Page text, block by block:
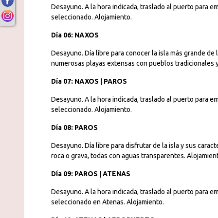
Desayuno. A la hora indicada, traslado al puerto para
seleccionado. Alojamiento.
Día 06: NAXOS
Desayuno. Día libre para conocer la isla más grande
numerosas playas extensas con pueblos
Día 07: NAXOS | PAROS
Desayuno. A la hora indicada, traslado al puerto para
seleccionado. Alojamiento.
Día 08: PAROS
Desayuno. Día libre para disfrutar de la isla y sus
roca o grava, todas con aguas transparentes.
Día 09: PAROS | ATENAS
Desayuno. A la hora indicada, traslado al puerto para
seleccionado en Atenas. Alojamiento.